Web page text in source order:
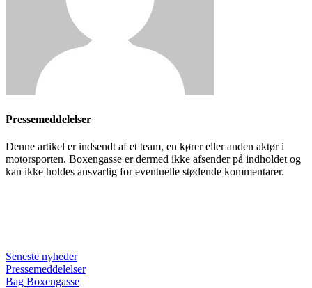
Pressemeddelelser
Denne artikel er indsendt af et team, en kører eller anden aktør i
motorsporten. Boxengasse er dermed ikke afsender på indholdet og
kan ikke holdes ansvarlig for eventuelle stødende kommentarer.
Seneste nyheder
Pressemeddelelser
Bag Boxengasse